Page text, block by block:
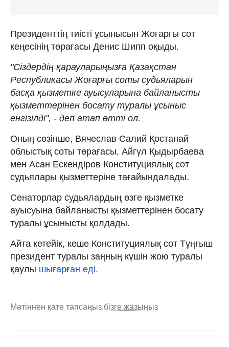
Президенттің тиісті ұсынысын Жоғарғы сот
кеңесінің төрағасы Денис Шипп оқыды.
"Сіздердің қарауларыңызға Қазақстан
Республикасы Жоғарғы соты судьяларын
басқа қызметке ауысуларына байланысты
қызметтерінен босату туралы ұсыныс
енгізілді", - деп атап өтті ол.
Оның сөзінше, Вячеслав Салий Қостанай
облыстық соты төрағасы, Айгүл Қыдырбаева
мен Асан Ескендіров Конституциялық сот
судьялары қызметтеріне тағайындалады.
Сенаторлар судьялардың өзге қызметке
ауысуына байланысты қызметтерінен босату
туралы ұсынысты қолдады.
Айта кетейік, кеше Конституциялық сот Тұңғыш
президент туралы заңның күшін жою туралы
қаулы шығарған еді.
Мәтіннен қате тапсаңыз,бізге жазыңыз